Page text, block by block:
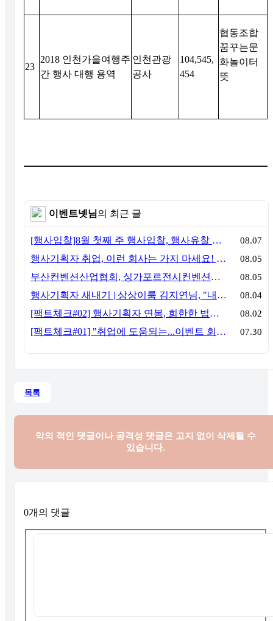
23
2018 인천가을여행주
간 행사 대행 용역
인천관광
공사
104,545,
454
협동조합
꿈꾸는문
화놀이터
뜻
이벤트넷님의 최근 글
[행사입찰]8월 첫째 주 행사입찰, 행사유찰 결과 08.07
행사기획자 취업, 이런 회사는 가지 마세요! 신입이 꼭 알아야 할 5가지 기준[이벤트산업 팩트체크#3] 08.05
부산컨벤션산업협회, 싱가포르전시컨벤션협회(SACEOS)와 업무협약 체결… 아시아 마이스 협력 확대 08.05
행사기획자 새내기 | 상상이룸 김지연님, "내 맘대로, 내 뜻대로 행사를 만든다 08.04
[팩트체크#02] 행사기획자 연봉, 희한한 법칙~ '첨에는 비실, 3년만 지나면 튼실' 08.02
[팩트체크#01] "취업에 도움되는...이벤트 회사, 어떻게 구분할까?"… 1인당 매출 '3억 원'의 법칙 07.30
목록
악의 적인 댓글이나 공격성 댓글은 고지 없이 삭제될 수
있습니다.
0개의 댓글